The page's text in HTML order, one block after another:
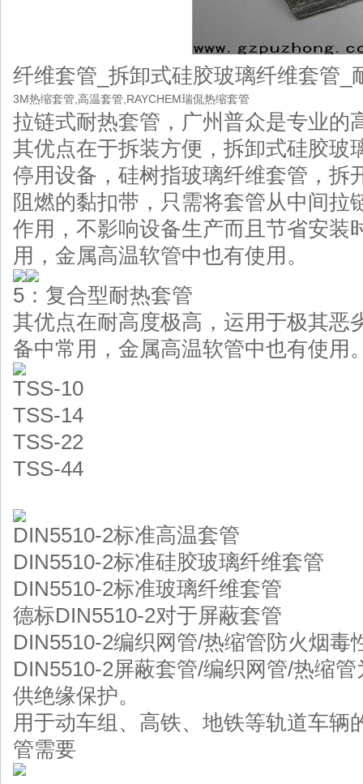
纤维套管_拆卸式硅胶玻璃纤维套管_
3M热缩套管 高温套管 RAYCHEM瑞侃热缩套管
拉链式耐热套管，广州普众是专业的
其优点在于拆装方便，拆卸式硅胶玻
停用设备，硅树指玻璃纤维套管，拆
阻燃的黏扣带，只需将套管从中间拉
作用，不影响设备生产而且节省安装
用，金属高温软管中也有使用。
5：复合型耐热套管
其优点在耐高度极高，运用于极其恶
备中常用，金属高温软管中也有使用
TSS-10
TSS-14
TSS-22
TSS-44
DIN5510-2标准高温套管
DIN5510-2标准硅胶玻璃纤维套管
DIN5510-2标准玻璃纤维套管
德标DIN5510-2对于屏蔽套管
DIN5510-2编织网管/热缩管防火烟毒
DIN5510-2屏蔽套管/编织网管/热缩
供绝缘保护。
用于动车组、高铁、地铁等轨道车辆
管需要